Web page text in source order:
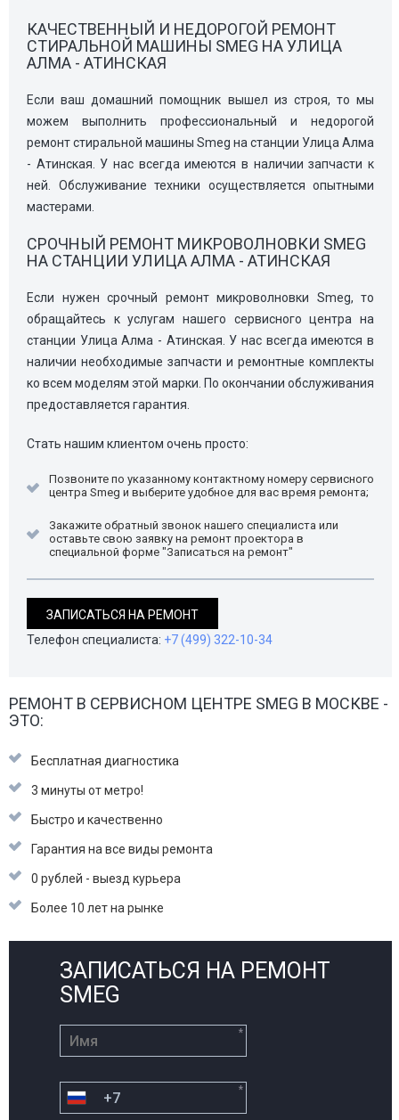
КАЧЕСТВЕННЫЙ И НЕДОРОГОЙ РЕМОНТ
СТИРАЛЬНОЙ МАШИНЫ SMEG НА УЛИЦА
АЛМА - АТИНСКАЯ
Если ваш домашний помощник вышел из строя, то мы
можем выполнить профессиональный и недорогой
ремонт стиральной машины Smeg на станции Улица Алма
- Атинская. У нас всегда имеются в наличии запчасти к
ней. Обслуживание техники осуществляется опытными
мастерами.
СРОЧНЫЙ РЕМОНТ МИКРОВОЛНОВКИ SMEG
НА СТАНЦИИ УЛИЦА АЛМА - АТИНСКАЯ
Если нужен срочный ремонт микроволновки Smeg, то
обращайтесь к услугам нашего сервисного центра на
станции Улица Алма - Атинская. У нас всегда имеются в
наличии необходимые запчасти и ремонтные комплекты
ко всем моделям этой марки. По окончании обслуживания
предоставляется гарантия.
Стать нашим клиентом очень просто:
Позвоните по указанному контактному номеру сервисного
центра Smeg и выберите удобное для вас время ремонта;
Закажите обратный звонок нашего специалиста или
оставьте свою заявку на ремонт проектора в
специальной форме "Записаться на ремонт"
ЗАПИСАТЬСЯ НА РЕМОНТ
Телефон специалиста: +7 (499) 322-10-34
РЕМОНТ В СЕРВИСНОМ ЦЕНТРЕ SMEG В МОСКВЕ -
ЭТО:
Бесплатная диагностика
3 минуты от метро!
Быстро и качественно
Гарантия на все виды ремонта
0 рублей - выезд курьера
Более 10 лет на рынке
ЗАПИСАТЬСЯ НА РЕМОНТ
SMEG
*
*